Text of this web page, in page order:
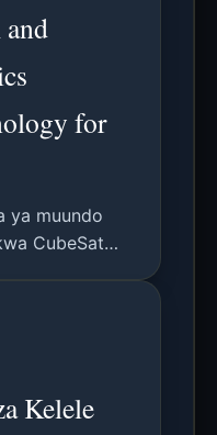
for
ya muundo
CubeSat
wa hali ya
Kelele